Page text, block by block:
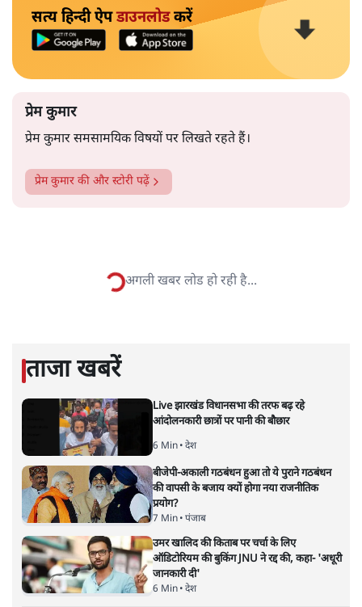
महिला सुरक्षा के ख्याल से मोहल्ला बसों का ज्यादा महत्व है।
कानून व्यवस्था के मुद्दे को केंद्रीय चुनावी मुद्दा बनाने में जुटे अरविन्द
केजरीवाल दरअसल मोहल्ला बसों के जरिए अपने मुद्दे पर ही जोर दे
रहे हैं। दिल्ली में हर दिन तीन रेप और 51 एफआईआर बताते हैं कि
दिल्लीवासियों की ज़रूरत बन चुकी है।
प्रेम कुमार की और स्टोरी पढ़ें
टैक्स बढ़ाओ और मुसलमानों की पिटाई
दिखा दो तो सब चंगा सी!
व्यंग्य| राकेश कायस्थ| 4 DEC, 2024